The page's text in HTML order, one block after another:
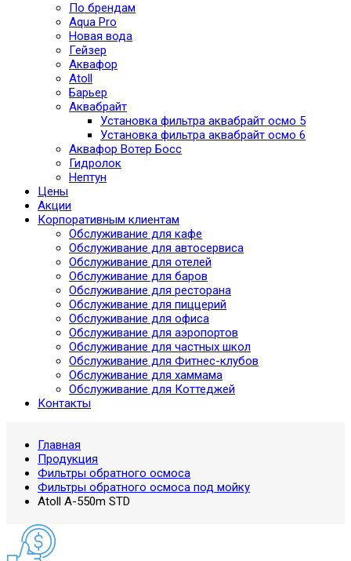
По брендам
Aqua Pro
Новая вода
Гейзер
Аквафор
Atoll
Барьер
Аквабрайт
Установка фильтра аквабрайт осмо 5
Установка фильтра аквабрайт осмо 6
Аквафор Вотер Босс
Гидролок
Нептун
Цены
Акции
Корпоративным клиентам
Обслуживание для кафе
Обслуживание для автосервиса
Обслуживание для отелей
Обслуживание для баров
Обслуживание для ресторана
Обслуживание для пиццерий
Обслуживание для офиса
Обслуживание для аэропортов
Обслуживание для частных школ
Обслуживание для Фитнес-клубов
Обслуживание для хаммама
Обслуживание для Коттеджей
Контакты
Главная
Продукция
Фильтры обратного осмоса
Фильтры обратного осмоса под мойку
Atoll A-550m STD